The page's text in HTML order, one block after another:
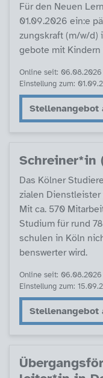
Für den Neu­en
01.09.2026 ein:e
zungs­kraft (m/w/d)
ge­bo­te mit
Online seit: 06.08.2026
Einstellung zum:
Stellenangebot
Das Köl­ner
zia­len
Mit ca. 570
Stu­di­um für rund
schu­len in Köln
bens­wer­ter wird.
Online seit: 06.08.2026
Einstellung zum:
Stellenangebot